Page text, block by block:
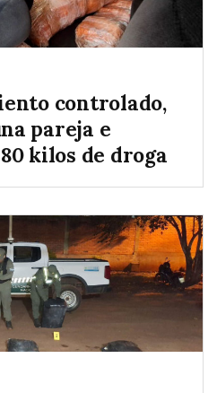
controlado,
pareja e
kilos de droga